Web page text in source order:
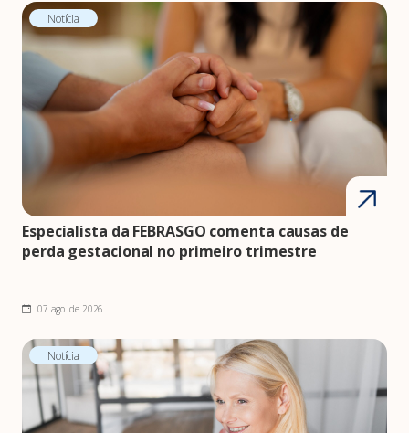
Notícia
Especialista da FEBRASGO comenta causas de
perda gestacional no primeiro trimestre
07 ago. de 2026
Notícia